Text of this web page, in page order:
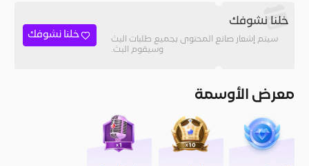
خلنا نشوفك
سيتم إشعار صانع المحتوى بجميع طلبات البث
وسيقوم البث.
خلنا نشوفك
معرض الأوسمة